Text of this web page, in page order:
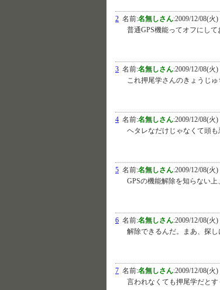
2 名前:名無しさん:2009/12/08(火)
普通GPS機能ってオフにして
3 名前:名無しさん:2009/12/08(火)
これ押尾学さんのきょうじゅ
4 名前:名無しさん:2009/12/08(火)
ヘタレなだけじゃなくて頭も
5 名前:名無しさん:2009/12/08(火)
GPSの機能解除を知らない
6 名前:名無しさん:2009/12/08(火)
解除できるんだ。まあ、探
7 名前:名無しさん:2009/12/08(火)
言われなくても押尾学だと